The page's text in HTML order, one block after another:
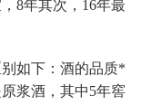
8年其次，16年最
如下：酒的品质*
浆酒，其中5年窖